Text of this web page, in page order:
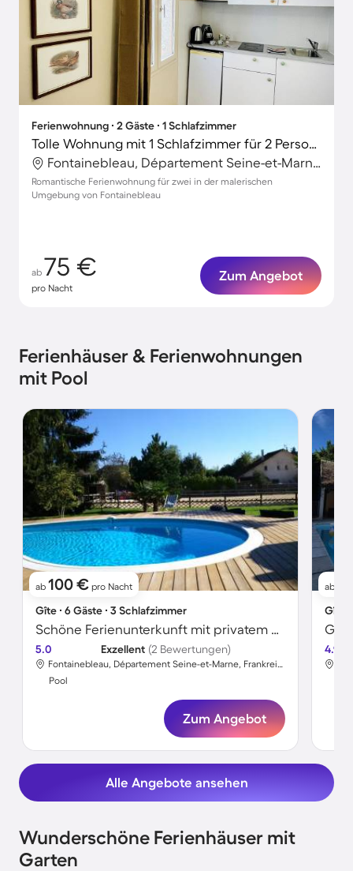
Ferienwohnung ∙ 2 Gäste ∙ 1 Schlafzimmer
Tolle Wohnung mit 1 Schlafzimmer für 2 Personen
Fontainebleau, Département Seine-et-Marne, Frankreich
Romantische Ferienwohnung für zwei in der malerischen
Umgebung von Fontainebleau
ab 75 €
pro Nacht
Zum Angebot
Ferienhäuser & Ferienwohnungen
mit Pool
ab 100 € pro Nacht
Gîte ∙ 6 Gäste ∙ 3 Schlafzimmer
Schöne Ferienunterkunft mit privatem Pool, Terrasse und Garten
5.0 Exzellent (2 Bewertungen)
Fontainebleau, Département Seine-et-Marne, Frankreich
Pool
Zum Angebot
ab
Gîte
4.9
Alle Angebote ansehen
Wunderschöne Ferienhäuser mit
Garten